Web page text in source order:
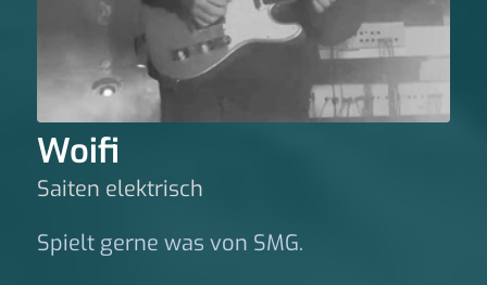
Woifi
Saiten elektrisch
Spielt gerne was von SMG.